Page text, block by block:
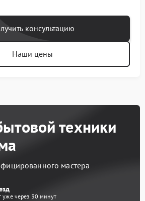
консультацию
Наши цены
техники
мастера
уже через 30 минут